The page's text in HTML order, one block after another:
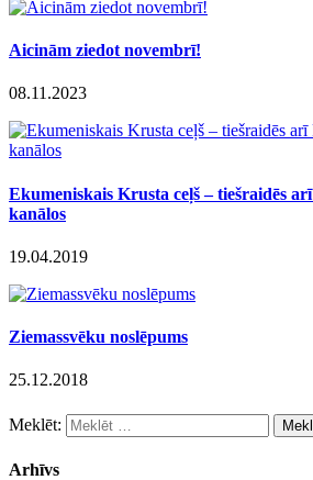
Aicinām ziedot novembrī!
08.11.2023
Ekumeniskais Krusta ceļš – tiešraidēs
kanālos
19.04.2019
Ziemassvēku noslēpums
25.12.2018
Meklēt:
Arhīvs